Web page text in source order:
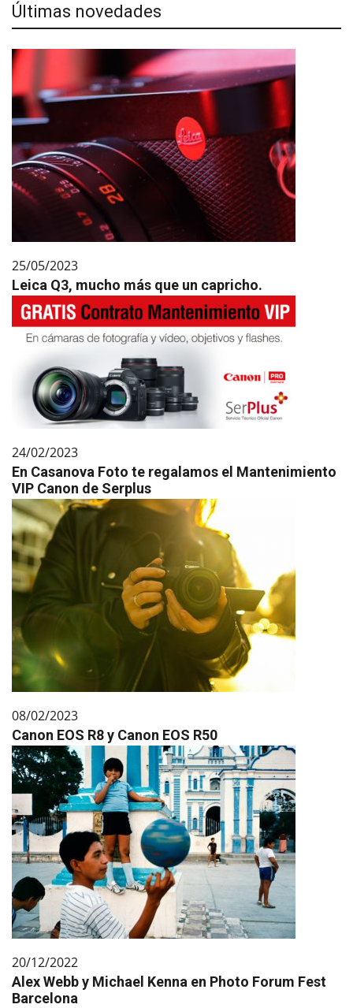
Últimas novedades
25/05/2023
Leica Q3, mucho más que un capricho.
24/02/2023
En Casanova Foto te regalamos el Mantenimiento
VIP Canon de Serplus
08/02/2023
Canon EOS R8 y Canon EOS R50
20/12/2022
Alex Webb y Michael Kenna en Photo Forum Fest
Barcelona